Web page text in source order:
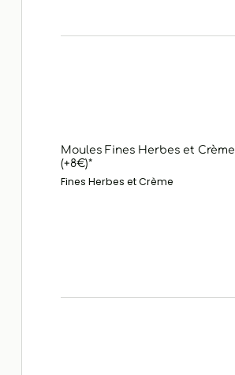
Moules Fines Herbes et Crème
(+8€)*
Fines Herbes et Crème